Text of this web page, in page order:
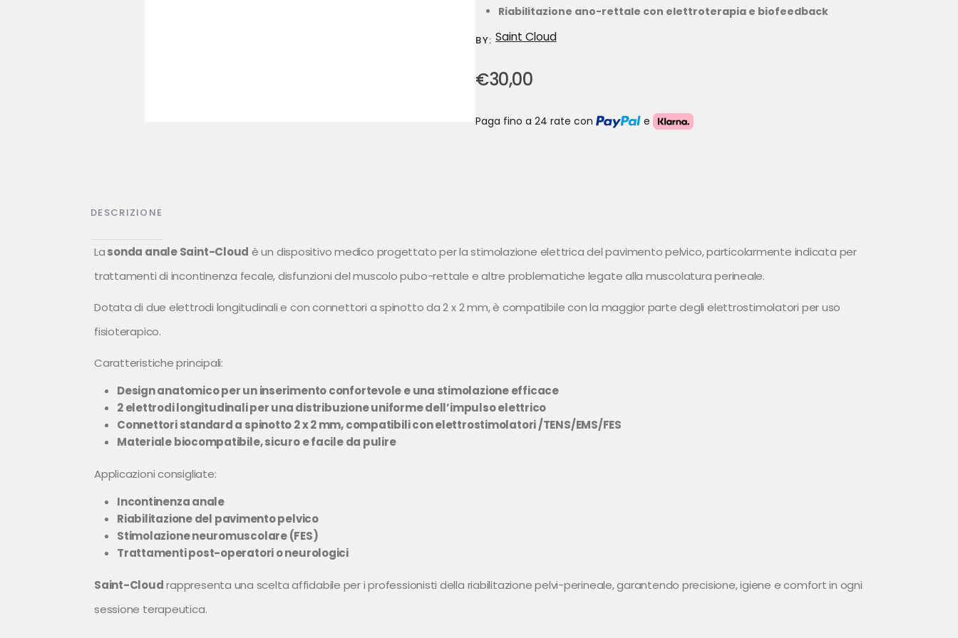
Riabilitazione ano-rettale con elettroterapia e biofeedback
BY: Saint Cloud
€30,00
Paga fino a 24 rate con e
DESCRIZIONE
Lasonda anale Saint-Cloud è un dispositivo medico progettato per la stimolazione elettrica del pavimento pelvico, particolarmente indicata per
trattamenti di incontinenza fecale, disfunzioni del muscolo pubo-rettale e altre problematiche legate alla muscolatura perineale.
Dotata di due elettrodi longitudinali e con connettori a spinotto da 2 x 2 mm, è compatibile con la maggior parte degli elettrostimolatori per uso
fisioterapico.
Caratteristiche principali:
Design anatomico per un inserimento confortevole e una stimolazione efficace
2 elettrodi longitudinali per una distribuzione uniforme dell’impulso elettrico
Connettori standard a spinotto 2 x 2 mm, compatibili con elettrostimolatori /TENS/EMS/FES
Materiale biocompatibile, sicuro e facile da pulire
Applicazioni consigliate:
Incontinenza anale
Riabilitazione del pavimento pelvico
Stimolazione neuromuscolare (FES)
Trattamenti post-operatori o neurologici
Saint-Cloudrappresenta una scelta affidabile per i professionisti della riabilitazione pelvi-perineale, garantendo precisione, igiene e comfort in ogni
sessione terapeutica.